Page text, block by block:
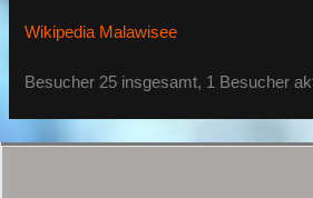
Wikipedia Malawisee
Besucher 25 insgesamt, 1 Besucher